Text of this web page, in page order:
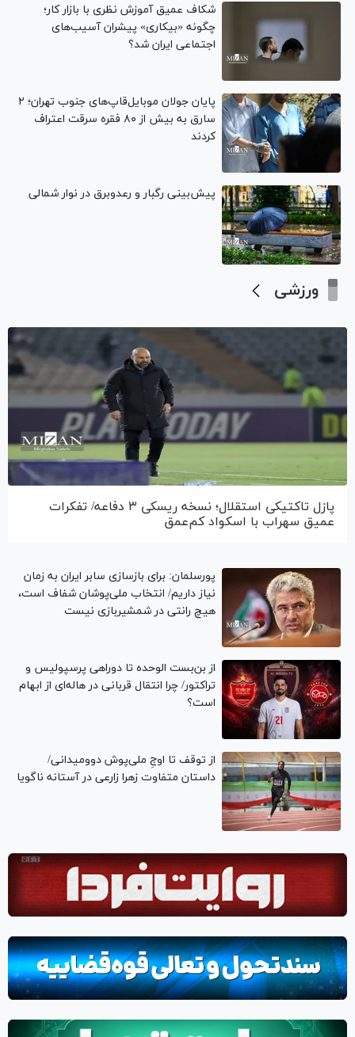
شکاف عمیق آموزش نظری با بازار کار؛
چگونه «بیکاری» پیشران آسیب‌های
اجتماعی ایران شد؟
پایان جولان موبایل‌قاپ‌های جنوب تهران؛ ۲
سارق به بیش از ۸۰ فقره سرقت اعتراف
کردند
پیش‌بینی رگبار و رعدوبرق در نوار شمالی
ورزشی
پازل تاکتیکی استقلال؛ نسخه ریسکی ۳ دفاعه/ تفکرات
عمیق سهراب با اسکواد کم‌عمق
پورسلمان: برای بازسازی سابر ایران به زمان
نیاز داریم/ انتخاب ملی‌پوشان شفاف است،
هیچ رانتی در شمشیربازی نیست
از بن‌بست الوحده تا دوراهی پرسپولیس و
تراکتور/ چرا انتقال قربانی در هاله‌ای از ابهام
است؟
از توقف تا اوجِ ملی‌پوش دوومیدانی/
داستان متفاوت زهرا زارعی در آستانه ناگویا